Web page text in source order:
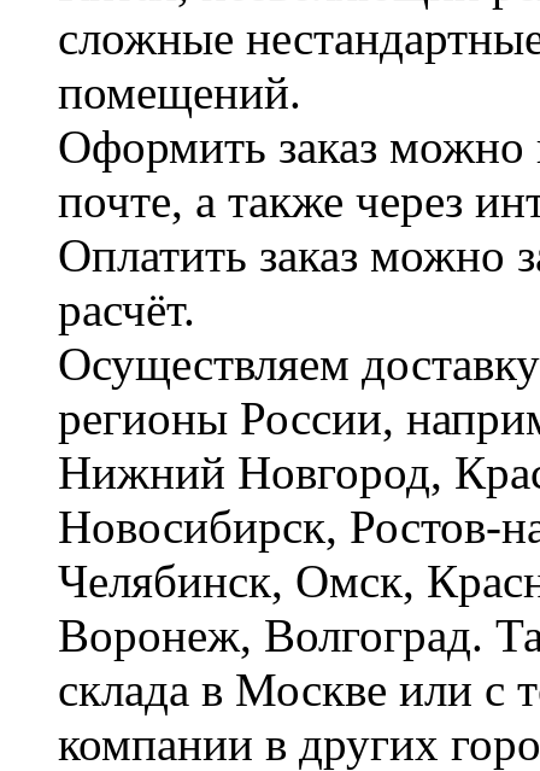
сложные
помещений.
Оформить заказ можно
почте, а также через
Оплатить заказ можно
расчёт.
Осуществляем
регионы России,
Нижний Новгород,
Новосибирск, Ростов-
Челябинск, Омск,
Воронеж, Волгоград.
склада в Москве или с
компании в других